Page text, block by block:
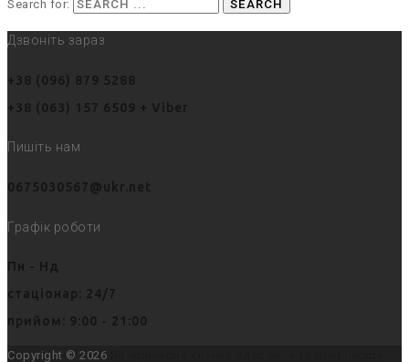
Search for:
Дзвоніть зараз
+38 (096) 879 5288
+38 (063) 157 6509 + Viber
Пишіть нам
0675030567@ukr.net
Графік роботи
Пн - Нд
стаціонар: 24/7
прийом: 9:00 - 21:00
Copyright © 2026